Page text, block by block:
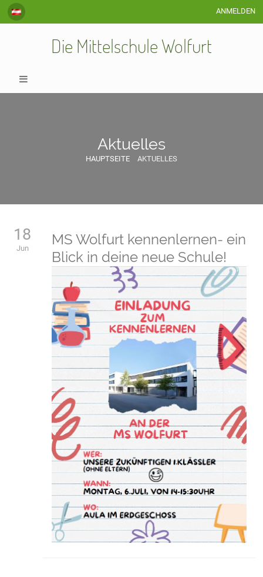
ANMELDEN
Die Mittelschule Wolfurt
Aktuelles
HAUPTSEITE AKTUELLES
18
Jun
MS Wolfurt kennenlernen- ein
Blick in deine neue Schule!